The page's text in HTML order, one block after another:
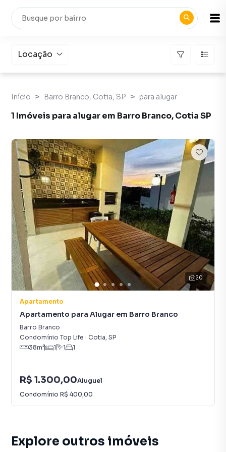
Locação
Início Barro Branco, Cotia, SP para alugar
1 Imóveis para alugar em Barro Branco, Cotia SP
20
Apartamento
Apartamento para Alugar em Barro Branco
Barro Branco
Condomínio Top Life · Cotia, SP
38m² 1 1 1
R$ 1.300,00Aluguel
Condomínio R$ 400,00
Explore outros imóveis